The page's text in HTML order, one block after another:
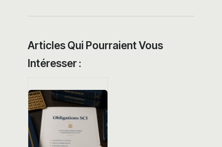
Articles Qui Pourraient Vous
Intéresser :